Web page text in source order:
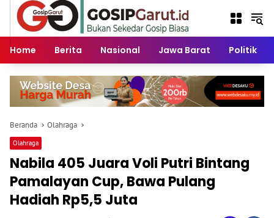
Langsung
konten
Home Berita Nasional Jawa Barat Politik
Beranda Olahraga
Olahraga
Nabila 405 Juara Voli Putri Bintang
Pamalayan Cup, Bawa Pulang
Hadiah Rp5,5 Juta